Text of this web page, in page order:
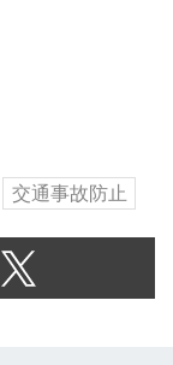
交通事故防止